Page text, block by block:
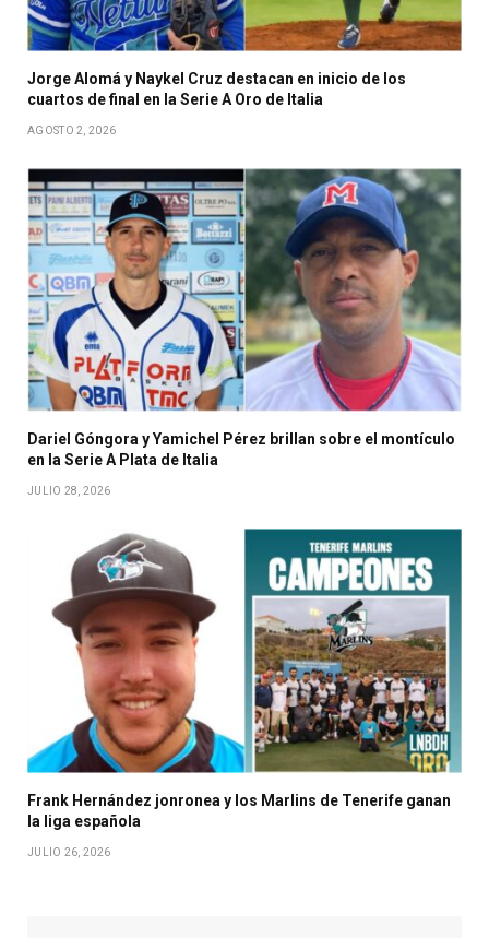
Jorge Alomá y Naykel Cruz destacan en inicio de los
cuartos de final en la Serie A Oro de Italia
AGOSTO 2, 2026
Dariel Góngora y Yamichel Pérez brillan sobre el montículo
en la Serie A Plata de Italia
JULIO 28, 2026
Frank Hernández jonronea y los Marlins de Tenerife ganan
la liga española
JULIO 26, 2026